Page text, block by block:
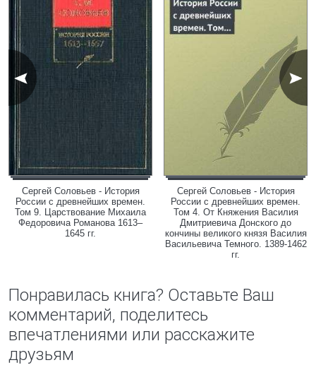
Сергей Соловьев - История
России с древнейших времен.
Том 9. Царствование Михаила
Федоровича Романова 1613–
1645 гг.
Сергей Соловьев - История
России с древнейших времен.
Том 4. От Княжения Василия
Дмитриевича Донского до
кончины великого князя Василия
Васильевича Темного. 1389-1462
гг.
Понравилась книга? Оставьте Ваш
комментарий, поделитесь
впечатлениями или расскажите
друзьям